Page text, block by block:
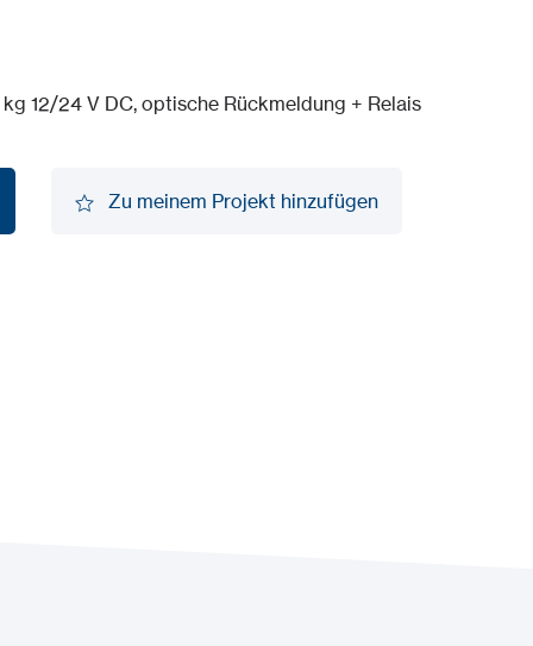
12/24 V DC, optische Rückmeldung + Relais
Zu meinem Projekt hinzufügen